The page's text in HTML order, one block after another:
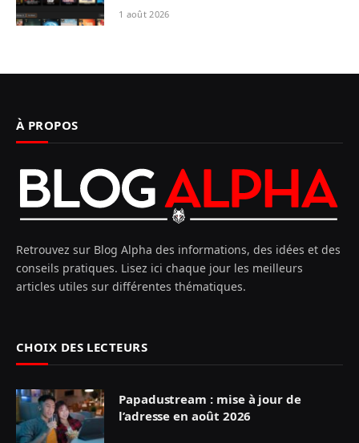
1 août 2026
À PROPOS
Retrouvez sur Blog Alpha des informations, des idées et des
conseils pratiques. Lisez ici chaque jour les meilleurs
articles utiles sur différentes thématiques.
CHOIX DES LECTEURS
Papadustream : mise à jour de
l’adresse en août 2026